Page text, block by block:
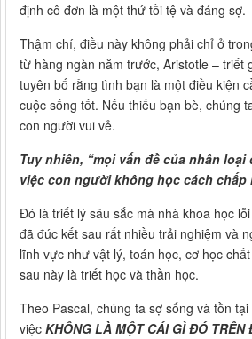
định cô đơn là một thứ tồi tệ và đáng sợ.
Thậm chí, điều này không phải chỉ ở
từ hàng ngàn năm trước, Aristotle – triết
tuyên bố rằng tình bạn là một điều kiện
cuộc sống tốt. Nếu thiếu bạn bè, chúng
con người vui vẻ.
Tuy nhiên, “mọi vấn đề của nhân
việc con người không học cách chấp
Đó là triết lý sâu sắc mà nhà khoa học
đã đúc kết sau rất nhiều trải nghiệm và
lĩnh vực như vật lý, toán học, cơ học
sau này là triết học và thần học.
Theo Pascal, chúng ta sợ sống và tồn
việc KHÔNG LÀ MỘT CÁI GÌ ĐÓ TRÊN